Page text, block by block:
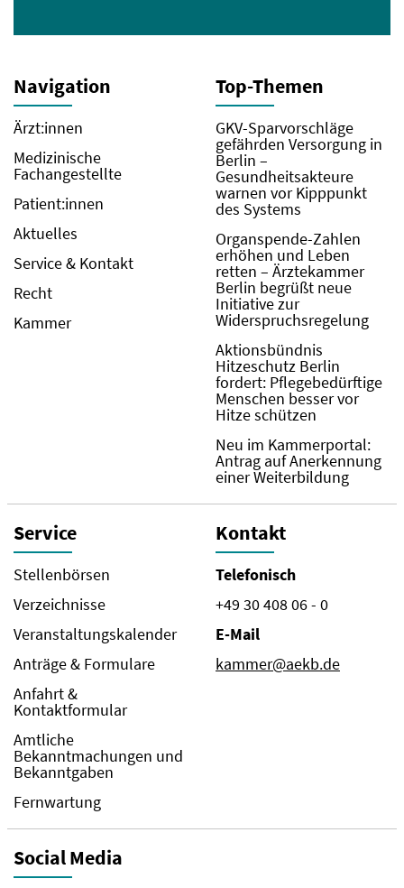
Navigation
Ärzt:innen
Medizinische
Fachangestellte
Patient:innen
Aktuelles
Service & Kontakt
Recht
Kammer
Top-Themen
GKV-Sparvorschläge
gefährden Versorgung in
Berlin –
Gesundheitsakteure
warnen vor Kipppunkt
des Systems
Organspende-Zahlen
erhöhen und Leben
retten – Ärztekammer
Berlin begrüßt neue
Initiative zur
Widerspruchsregelung
Aktionsbündnis
Hitzeschutz Berlin
fordert: Pflegebedürftige
Menschen besser vor
Hitze schützen
Neu im Kammerportal:
Antrag auf Anerkennung
einer Weiterbildung
Service
Stellenbörsen
Verzeichnisse
Veranstaltungskalender
Anträge & Formulare
Anfahrt &
Kontaktformular
Amtliche
Bekanntmachungen und
Bekanntgaben
Fernwartung
Kontakt
Telefonisch
+49 30 408 06 - 0
E-Mail
kammer@aekb.de
Social Media